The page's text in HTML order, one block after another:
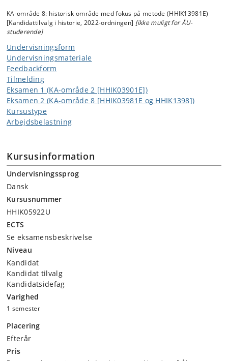
1) at skabe sit eget datasæt over selvvalgte kilder, f.eks.
patientjournaler eller ugebladsartikler, herunder hvordan man
designer en datastruktur, der passer til et kildemateriale og åbner for
2) at anvende eksisterende store historiske datasæt fra Link-Lives, der
rummer indtastede kilder om hele den danske befolkning i perioden
samt links, der kobler data fra forskellige kilder om samme person
sammen til simple livsforløb for 1800-tallets mennesker.
KA-område 8: historisk område med fokus på metode (HHIK13981E)
[Kandidattilvalg i historie, 2022-ordningen] [ikke muligt for ÅU-
studerende]
Undervisningsform
Undervisningsmateriale
Feedbackform
Tilmelding
Eksamen 1 (KA-område 2 [HHIK03901E])
Eksamen 2 (KA-område 8 [HHIK03981E og HHIK1398])
Kursustype
Arbejdsbelastning
Kursusinformation
Undervisningssprog
Dansk
Kursusnummer
HHIK05922U
ECTS
Se eksamensbeskrivelse
Niveau
Kandidat
Kandidat tilvalg
Kandidatsidefag
Varighed
1 semester
Placering
Efterår
Pris